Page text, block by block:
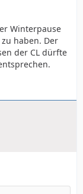
Winterpause
haben. Der
der CL dürfte